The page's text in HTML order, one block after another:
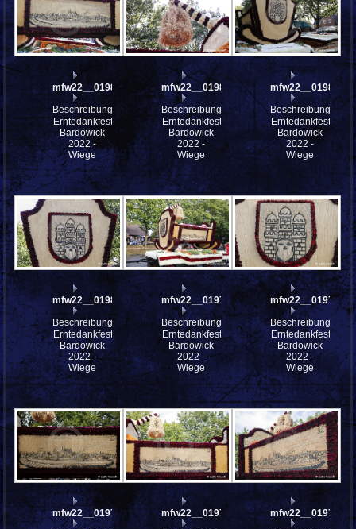
mfw22__0198189
Beschreibung:
Erntedankfest
Bardowick
2022 -
Wiege
mfw22__0198188
Beschreibung:
Erntedankfest
Bardowick
2022 -
Wiege
mfw22__0198175
Beschreibung:
Erntedankfest
Bardowick
2022 -
Wiege
mfw22__0198172
Beschreibung:
Erntedankfest
Bardowick
2022 -
Wiege
mfw22__0197928
Beschreibung:
Erntedankfest
Bardowick
2022 -
Wiege
mfw22__0197927
Beschreibung:
Erntedankfest
Bardowick
2022 -
Wiege
mfw22__0197926
mfw22__0197925
mfw22__0197924